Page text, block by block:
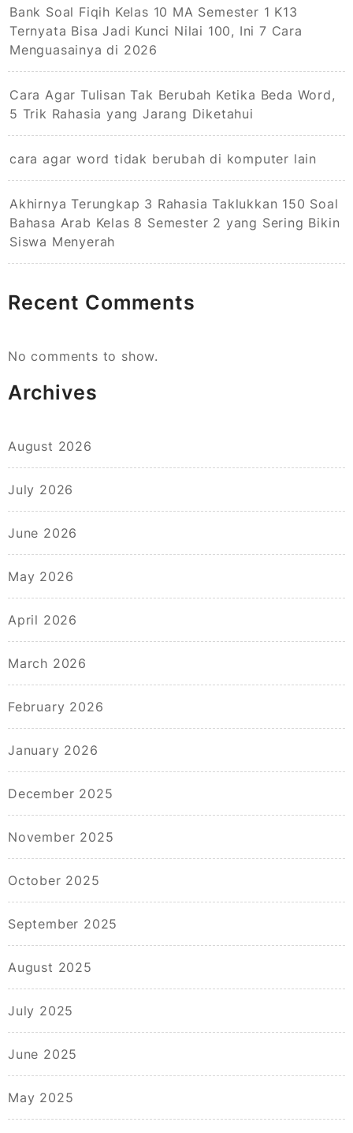
Bank Soal Fiqih Kelas 10 MA Semester 1 K13
Ternyata Bisa Jadi Kunci Nilai 100, Ini 7 Cara
Menguasainya di 2026
Cara Agar Tulisan Tak Berubah Ketika Beda Word,
5 Trik Rahasia yang Jarang Diketahui
cara agar word tidak berubah di komputer lain
Akhirnya Terungkap 3 Rahasia Taklukkan 150 Soal
Bahasa Arab Kelas 8 Semester 2 yang Sering Bikin
Siswa Menyerah
Recent Comments
No comments to show.
Archives
August 2026
July 2026
June 2026
May 2026
April 2026
March 2026
February 2026
January 2026
December 2025
November 2025
October 2025
September 2025
August 2025
July 2025
June 2025
May 2025